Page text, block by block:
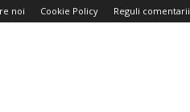
noi Cookie Policy Reguli comentarii